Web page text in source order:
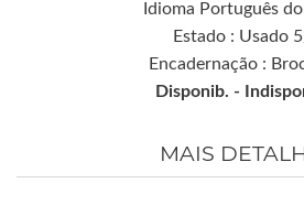
Idioma Português do
Estado : Usado
Encadernação :
Disponib. -
MAIS